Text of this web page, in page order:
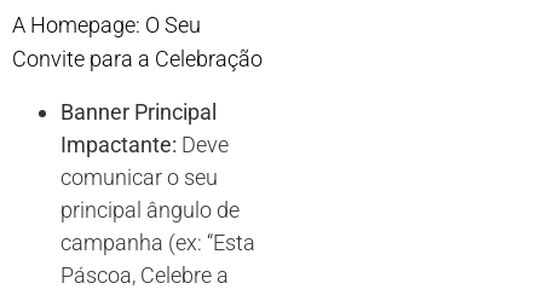
A Homepage: O Seu
Convite para a Celebração
Banner Principal
Impactante: Deve
comunicar o seu
principal ângulo de
campanha (ex: “Esta
Páscoa, Celebre a